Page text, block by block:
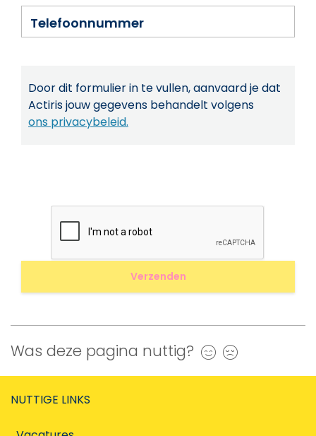
Telefoonnummer
Door dit formulier in te vullen, aanvaard je dat
Actiris jouw gegevens behandelt volgens
ons privacybeleid.
Was deze pagina nuttig? Ja
NUTTIGE LINKS